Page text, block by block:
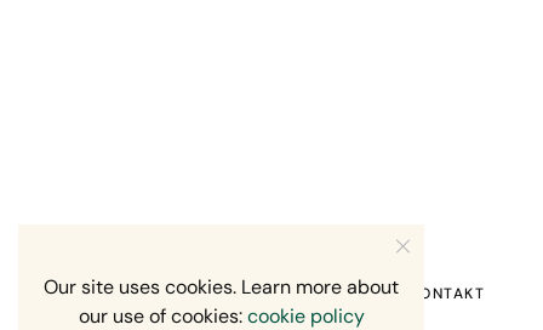
HEM OM MIG RECENSION OM MIG KONTAKT
Our site uses cookies. Learn more about
our use of cookies:cookie policy